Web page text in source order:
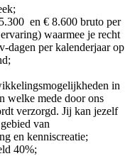
en € 8.600 bruto per
waarmee je recht
dagen per kalenderjaar op
in
welke mede door ons
verzorgd. Jij kan jezelf
van
en kenniscreatie;
40%;